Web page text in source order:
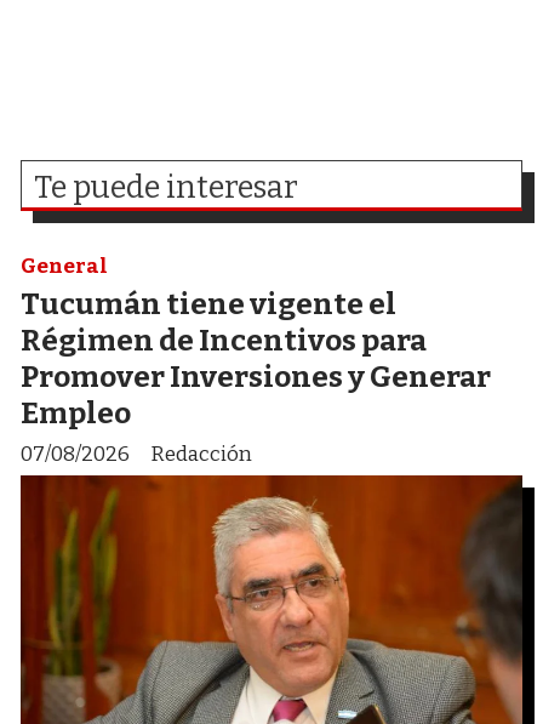
Te puede interesar
Tucumán tiene vigente el
Régimen de Incentivos para
Promover Inversiones y Generar
Empleo
Redacción
General
07/08/2026